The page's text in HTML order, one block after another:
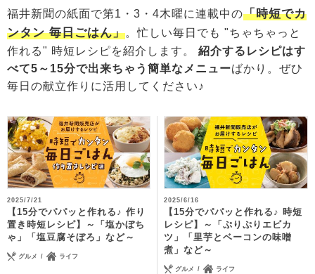
福井新聞の紙面で第1・3・4木曜に連載中の「時短でカ
ンタン 毎日ごはん」。忙しい毎日でも "ちゃちゃっと
作れる" 時短レシピを紹介します。 紹介するレシピはす
べて5～15分で出来ちゃう簡単なメニューばかり。ぜひ
毎日の献立作りに活用してください♪
2025/7/21
【15分でパパッと作れる♪ 作り
置き時短レシピ】～「塩かぼち
ゃ」「塩豆腐そぼろ」など～
グルメ ライフ
2025/6/16
【15分でパパッと作れる♪ 時短
レシピ】～「ぷりぷりエビカ
ツ」「里芋とベーコンの味噌
煮」など～
グルメ ライフ